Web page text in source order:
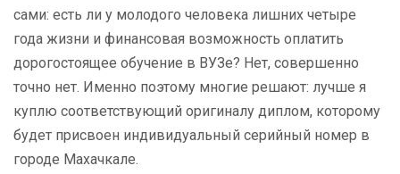
сами: есть ли у молодого человека лишних четыре
года жизни и финансовая возможность оплатить
дорогостоящее обучение в ВУЗе? Нет, совершенно
точно нет. Именно поэтому многие решают: лучше я
куплю соответствующий оригиналу диплом, которому
будет присвоен индивидуальный серийный номер в
городе Махачкале.